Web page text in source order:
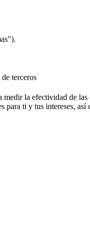
terceros
medir la efectividad de
para ti y tus intereses,